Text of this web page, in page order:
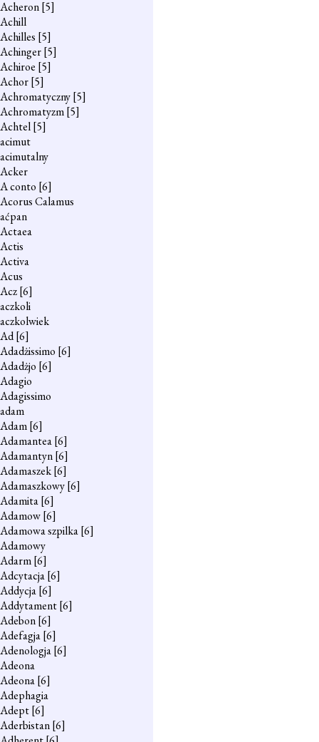
Acheron[5]
Achill
Achilles [5]
Achinger[5]
Achiroe [5]
Achor[5]
Achromatyczny[5]
Achromatyzm[5]
Achtel[5]
acimut
acimutalny
Acker
A conto [6]
Acorus Calamus
aćpan
Actaea
Actis
Activa
Acus
Acz[6]
aczkoli
aczkolwiek
Ad[6]
Adadżissimo [6]
Adadżjo [6]
Adagio
Adagissimo
adam
Adam[6]
Adamantea[6]
Adamantyn[6]
Adamaszek[6]
Adamaszkowy[6]
Adamita[6]
Adamow[6]
Adamowa szpilka[6]
Adamowy
Adarm[6]
Adcytacja[6]
Addycja[6]
Addytament[6]
Adebon[6]
Adefagja[6]
Adenologja[6]
Adeona
Adeona[6]
Adephagia
Adept[6]
Aderbistan[6]